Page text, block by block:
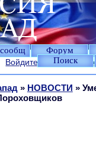
Форум
Поиск
Войдите или
» НОВОСТИ »